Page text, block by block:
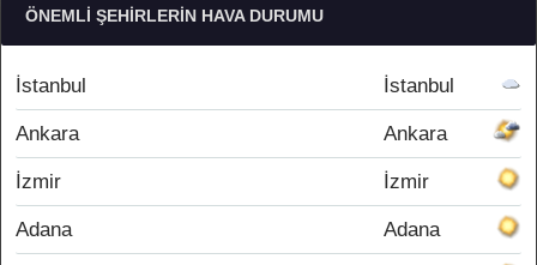
ÖNEMLI ŞEHIRLERIN HAVA DURUMU
İstanbul İstanbul
Ankara Ankara
İzmir İzmir
Adana Adana